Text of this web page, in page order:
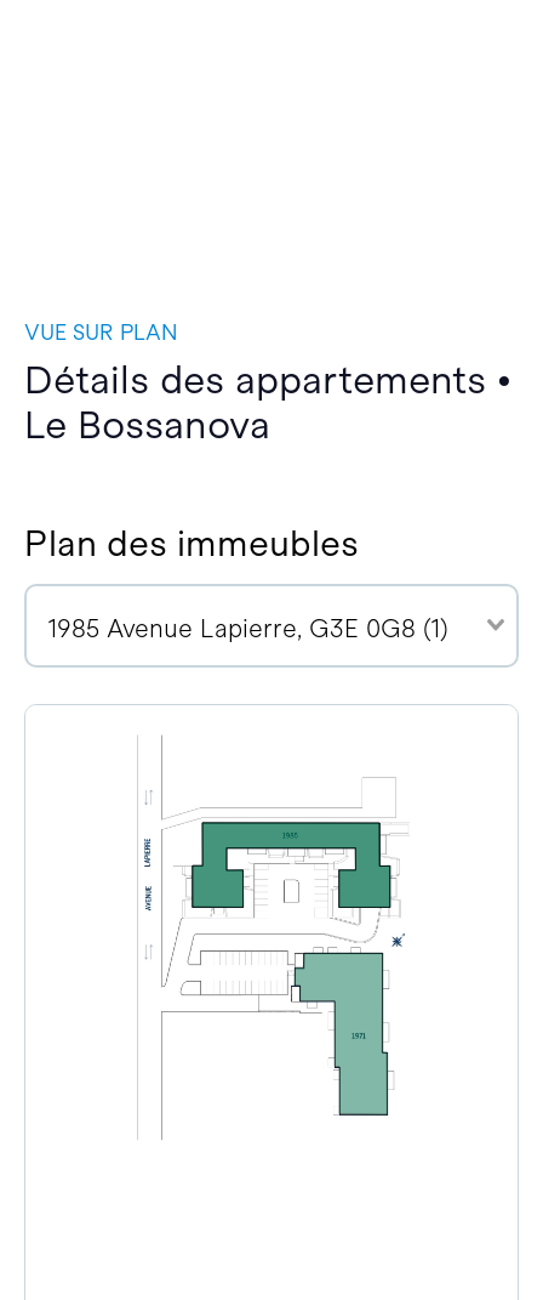
VUE SUR PLAN
Détails des appartements •
Le Bossanova
Plan des immeubles
1985 Avenue Lapierre, G3E 0G8 (1)